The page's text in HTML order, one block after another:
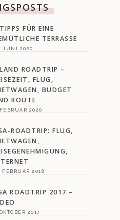
FÜR EINE
TERRASSE
JUNI 2020
ROADTRIP –
FLUG,
BUDGET
ROUTE
2020
ROADTRIP: FLUG,
FEBRUAR 2018
ROADTRIP 2017 –
2017